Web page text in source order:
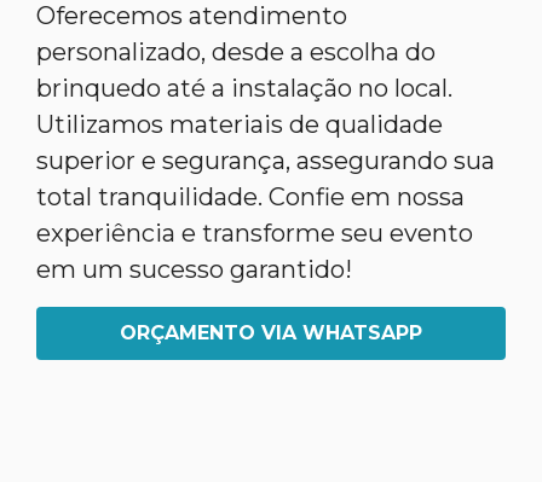
Oferecemos atendimento
personalizado, desde a escolha do
brinquedo até a instalação no local.
Utilizamos materiais de qualidade
superior e segurança, assegurando sua
total tranquilidade. Confie em nossa
experiência e transforme seu evento
em um sucesso garantido!
ORÇAMENTO VIA WHATSAPP